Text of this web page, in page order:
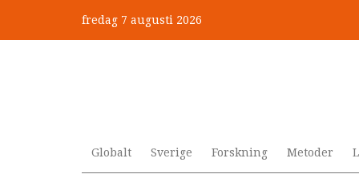
huvudinnehåll
fredag 7 augusti 2026
Globalt Sverige Forskning Metoder
”Jobbet gick bra – just